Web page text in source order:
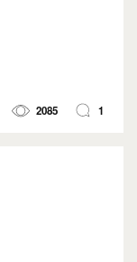
2085 1